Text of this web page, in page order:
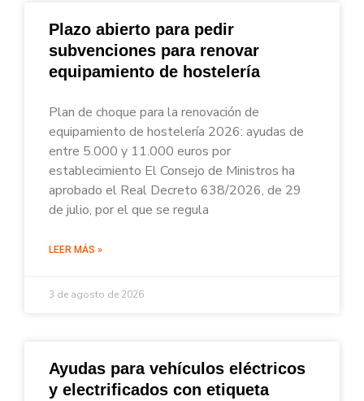
Plazo abierto para pedir
subvenciones para renovar
equipamiento de hostelería
Plan de choque para la renovación de
equipamiento de hostelería 2026: ayudas de
entre 5.000 y 11.000 euros por
establecimiento El Consejo de Ministros ha
aprobado el Real Decreto 638/2026, de 29
de julio, por el que se regula
LEER MÁS »
3 de agosto de 2026
Ayudas para vehículos eléctricos
y electrificados con etiqueta